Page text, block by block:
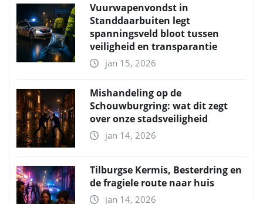
Vuurwapenvondst in
Standdaarbuiten legt
spanningsveld bloot tussen
veiligheid en transparantie
jan 15, 2026
Mishandeling op de
Schouwburgring: wat dit zegt
over onze stadsveiligheid
jan 14, 2026
Tilburgse Kermis, Besterdring en
de fragiele route naar huis
jan 14, 2026